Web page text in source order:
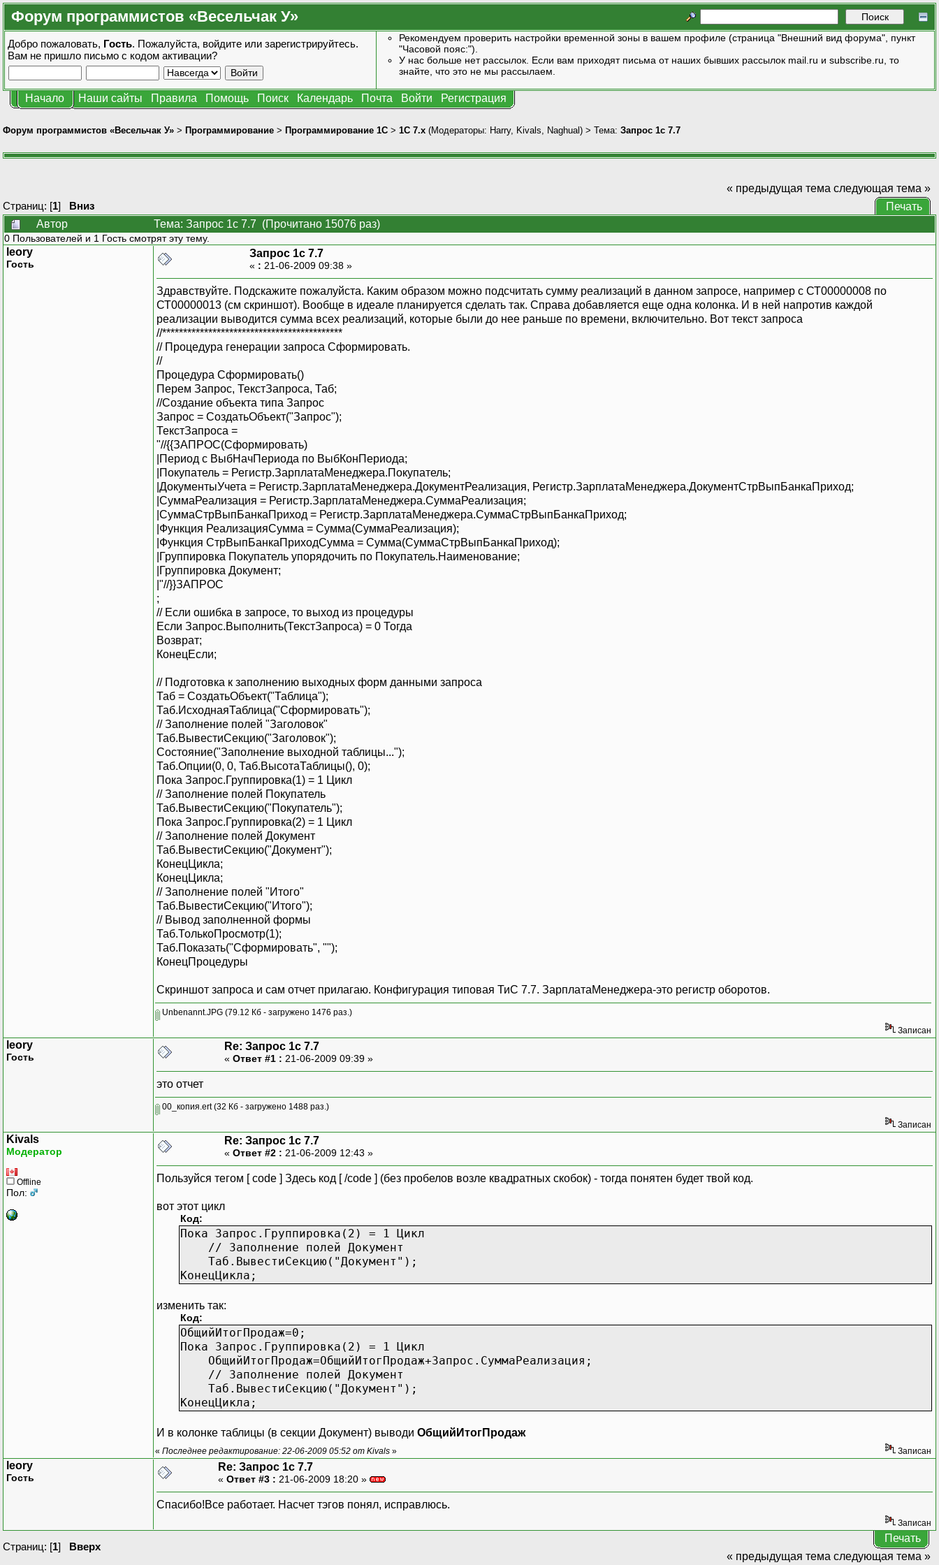
Форум программистов «Весельчак У»
Добро пожаловать, Гость. Пожалуйста, войдите или зарегистрируйтесь.
Вам не пришло письмо с кодом активации?
Рекомендуем проверить настройки временной зоны в вашем профиле (страница "Внешний вид форума", пункт
"Часовой пояс:").
У нас больше нет рассылок. Если вам приходят письма от наших бывших рассылок mail.ru и subscribe.ru, то
знайте, что это не мы рассылаем.
Начало Наши сайты Правила Помощь Поиск Календарь Почта Войти Регистрация
Форум программистов «Весельчак У» > Программирование > Программирование 1С > 1С 7.x (Модераторы: Harry, Kivals Naghual) > Тема: Запрос 1с 7.7
Страниц: [1] Вниз
« предыдущая тема следующая тема »
Печать
Автор
Тема: Запрос 1с 7.7 (Прочитано 15076 раз)
0 Пользователей и 1 Гость смотрят эту тему.
leory
Гость
Запрос 1с 7.7
« : 21-06-2009 09:38 »
Здравствуйте. Подскажите пожалуйста. Каким образом можно подсчитать сумму реализаций в данном запросе, например с СТ00000008 по
СТ00000013 (см скриншот). Вообще в идеале планируется сделать так. Справа добавляется еще одна колонка. И в ней напротив каждой
реализации выводится сумма всех реализаций, которые были до нее раньше по времени, включительно. Вот текст запроса
//*******************************************
// Процедура генерации запроса Сформировать.
//
Процедура Сформировать()
Перем Запрос, ТекстЗапроса, Таб;
//Создание объекта типа Запрос
Запрос = СоздатьОбъект("Запрос");
ТекстЗапроса =
"//{{ЗАПРОС(Сформировать)
|Период с ВыбНачПериода по ВыбКонПериода;
|Покупатель = Регистр.ЗарплатаМенеджера.Покупатель;
|ДокументыУчета = Регистр.ЗарплатаМенеджера.ДокументРеализация, Регистр.ЗарплатаМенеджера.ДокументСтрВыпБанкаПриход;
|СуммаРеализация = Регистр.ЗарплатаМенеджера.СуммаРеализация;
|СуммаСтрВыпБанкаПриход = Регистр.ЗарплатаМенеджера.СуммаСтрВыпБанкаПриход;
|Функция РеализацияСумма = Сумма(СуммаРеализация);
|Функция СтрВыпБанкаПриходСумма = Сумма(СуммаСтрВыпБанкаПриход);
|Группировка Покупатель упорядочить по Покупатель.Наименование;
|Группировка Документ;
|"//}}ЗАПРОС
;
// Если ошибка в запросе, то выход из процедуры
Если Запрос.Выполнить(ТекстЗапроса) = 0 Тогда
Возврат;
КонецЕсли;
// Подготовка к заполнению выходных форм данными запроса
Таб = СоздатьОбъект("Таблица");
Таб.ИсходнаяТаблица("Сформировать");
// Заполнение полей "Заголовок"
Таб.ВывестиСекцию("Заголовок");
Состояние("Заполнение выходной таблицы...");
Таб.Опции(0, 0, Таб.ВысотаТаблицы(), 0);
Пока Запрос.Группировка(1) = 1 Цикл
// Заполнение полей Покупатель
Таб.ВывестиСекцию("Покупатель");
Пока Запрос.Группировка(2) = 1 Цикл
// Заполнение полей Документ
Таб.ВывестиСекцию("Документ");
КонецЦикла;
КонецЦикла;
// Заполнение полей "Итого"
Таб.ВывестиСекцию("Итого");
// Вывод заполненной формы
Таб.ТолькоПросмотр(1);
Таб.Показать("Сформировать", "");
КонецПроцедуры
Скриншот запроса и сам отчет прилагаю. Конфигурация типовая ТиС 7.7. ЗарплатаМенеджера-это регистр оборотов.
Unbenannt.JPG (79.12 Кб - загружено 1476 раз.)
Записан
leory
Гость
Re: Запрос 1с 7.7
« Ответ #1 : 21-06-2009 09:39 »
это отчет
00_копия.ert(32 Кб - загружено 1488 раз.)
Записан
Kivals
Модератор
Offline
Пол:
Re: Запрос 1с 7.7
« Ответ #2 : 21-06-2009 12:43 »
Пользуйся тегом [ code ] Здесь код [ /code ] (без пробелов возле квадратных скобок) - тогда понятен будет твой код.
вот этот цикл
Код:
Пока Запрос.Группировка(2) = 1 Цикл
// Заполнение полей Документ
Таб.ВывестиСекцию("Документ");
КонецЦикла;
изменить так:
Код:
ОбщийИтогПродаж=0;
Пока Запрос.Группировка(2) = 1 Цикл
ОбщийИтогПродаж=ОбщийИтогПродаж+Запрос.СуммаРеализация;
// Заполнение полей Документ
Таб.ВывестиСекцию("Документ");
КонецЦикла;
И в колонке таблицы (в секции Документ) выводи ОбщийИтогПродаж
« Последнее редактирование: 22-06-2009 05:52 от Kivals » Записан
leory
Гость
Re: Запрос 1с 7.7
« Ответ #3 : 21-06-2009 18:20 »
Спасибо!Все работает. Насчет тэгов понял, исправлюсь.
Записан
Страниц: [1] Вверх
Печать
« предыдущая тема следующая тема »